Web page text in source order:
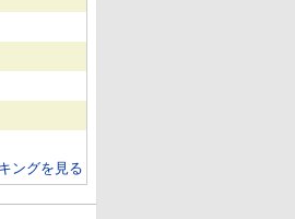
ングを見る